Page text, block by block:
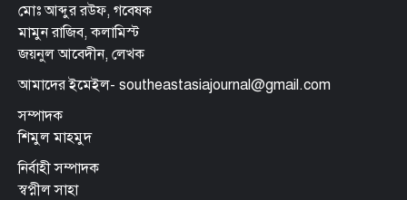
মোঃ আব্দুর রউফ, গবেষক
মামুন রাজিব, কলামিস্ট
জয়নুল আবেদীন, লেখক
আমাদের ইমেইল- southeastasiajournal@gmail.com
সম্পাদক
শিমুল মাহমুদ
নির্বাহী সম্পাদক
স্বপ্নীল সাহা